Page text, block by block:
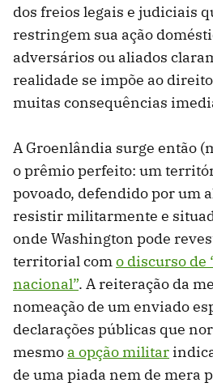
dos freios legais e judiciais
restringem sua ação
adversários ou aliados
realidade se impõe ao
muitas consequências
A Groenlândia surge então
o prêmio perfeito: um
povoado, defendido por um
resistir militarmente e
onde Washington pode
territorial como discurso de
nacional”. A reiteração da
nomeação de um enviado
declarações públicas que
mesmo a opção militar
de uma piada nem de mera